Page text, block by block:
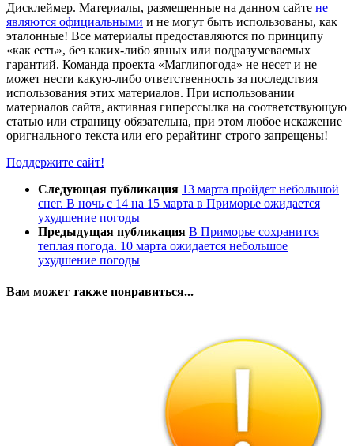
Дисклеймер. Материалы, размещенные на данном сайте не
являются официальными и не могут быть использованы, как
эталонные! Все материалы предоставляются по принципу
«как есть», без каких-либо явных или подразумеваемых
гарантий. Команда проекта «Маглипогода» не несет и не
может нести какую-либо ответственность за последствия
использования этих материалов. При использовании
материалов сайта, активная гиперссылка на соответствующую
статью или страницу обязательна, при этом любое искажение
оригнального текста или его рерайтинг строго запрещены!
Поддержите сайт!
Следующая публикация 13 марта пройдет небольшой
снег. В ночь с 14 на 15 марта в Приморье ожидается
ухудшение погоды
Предыдущая публикация В Приморье сохранится
теплая погода. 10 марта ожидается небольшое
ухудшение погоды
Вам может также понравиться...